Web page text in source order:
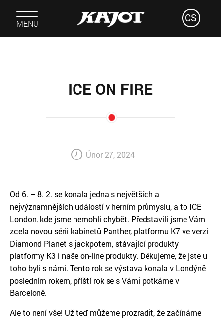
MENU CS
ICE ON FIRE
Únor 27, 2024
Od 6. – 8. 2. se konala jedna s největších a
nejvýznamnějších událostí v herním průmyslu, a to ICE
London, kde jsme nemohli chybět. Představili jsme Vám
zcela novou sérii kabinetů Panther, platformu K7 ve verzi
Diamond Planet s jackpotem, stávající produkty
platformy K3 i naše on-line produkty. Děkujeme, že jste u
toho byli s námi. Tento rok se výstava konala v Londýně
posledním rokem, příští rok se s Vámi potkáme v
Barceloně.
Ale to není vše! Už teď můžeme prozradit, že začínáme